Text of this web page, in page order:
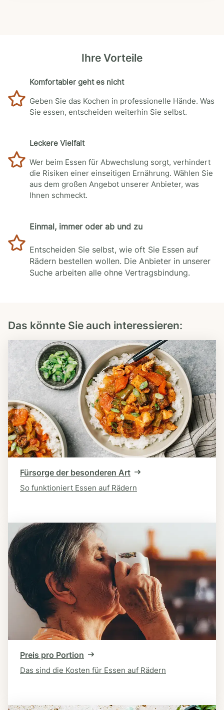
Ihre Vorteile
Komfortabler geht es nicht
Geben Sie das Kochen in professionelle Hände. Was
Sie essen, entscheiden weiterhin Sie selbst.
Leckere Vielfalt
Wer beim Essen für Abwechslung sorgt, verhindert
die Risiken einer einseitigen Ernährung. Wählen Sie
aus dem großen Angebot unserer Anbieter, was
Ihnen schmeckt.
Einmal, immer oder ab und zu
Entscheiden Sie selbst, wie oft Sie Essen auf
Rädern bestellen wollen. Die Anbieter in unserer
Suche arbeiten alle ohne Vertragsbindung.
Das könnte Sie auch interessieren:
Fürsorge der besonderen Art
So funktioniert Essen auf Rädern
Preis pro Portion
Das sind die Kosten für Essen auf Rädern